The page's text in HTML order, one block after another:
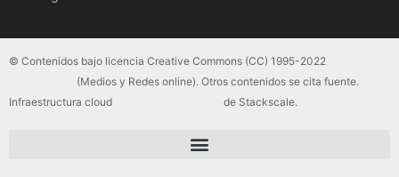
© Contenidos bajo licencia Creative Commons (CC) 1995-2022
(Medios y Redes online). Otros contenidos se cita fuente.
Infraestructura cloud
de Stackscale.